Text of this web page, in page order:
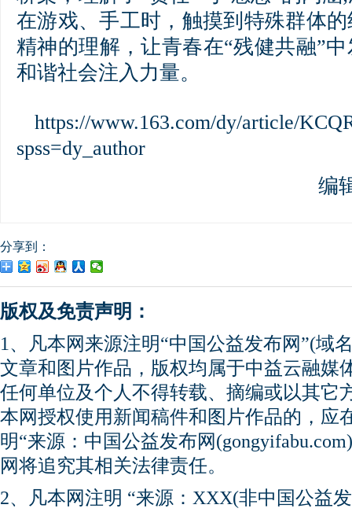
在游戏、手工时，触摸到特殊群体
精神的理解，让青春在“残健共融”
和谐社会注入力量。
https://www.163.com/dy/article/
spss=dy_author
编
分享到：
版权及免责声明：
1、凡本网来源注明“中国公益发布网”(域
文章和图片作品，版权均属于中益云融媒
任何单位及个人不得转载、摘编或以其它
本网授权使用新闻稿件和图片作品的，应
明“来源：中国公益发布网
网将追究其相关法律责任。
2、凡本网注明 “来源：XXX(非中国公益